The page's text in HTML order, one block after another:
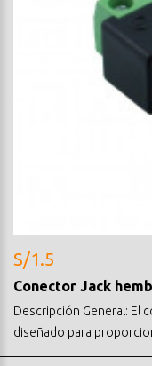
S/1.5
Conector Jack
Descripción General: El
diseñado para